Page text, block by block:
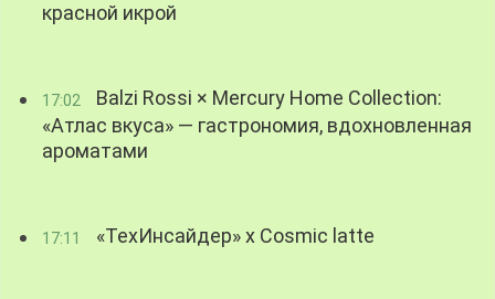
красной икрой
17:02
Balzi Rossi × Mercury Home Collection:
«Атлас вкуса» — гастрономия, вдохновленная
ароматами
17:11 «ТехИнсайдер» х Cosmic latte